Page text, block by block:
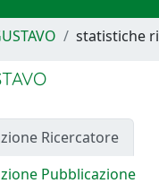
statistiche
Ricercatore
Pubblicazione